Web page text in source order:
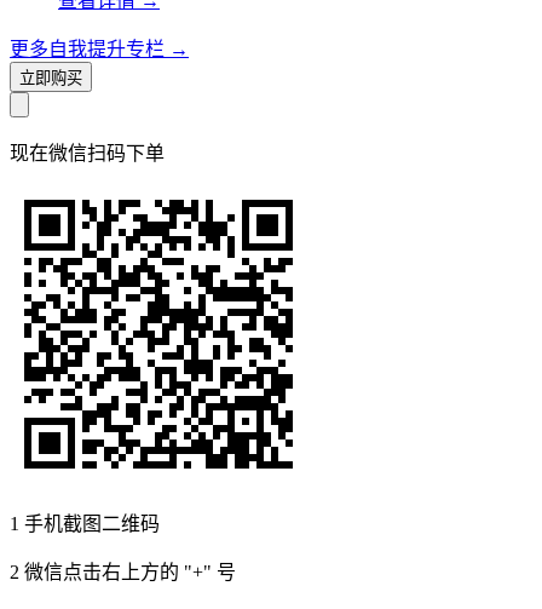
更多自我提升专栏 →
立即购买
现在微信扫码下单
1 手机截图二维码
2 微信点击右上方的 "+" 号